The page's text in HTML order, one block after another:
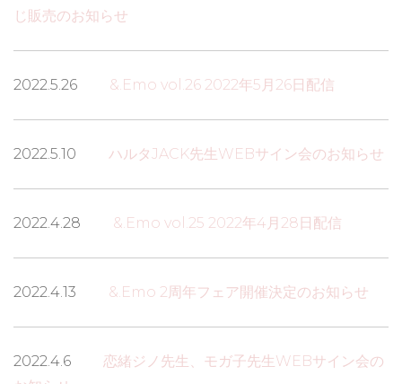
じ販売のお知らせ
2022.5.26 &.Emo vol.26 2022年5月26日配信
2022.5.10 ハルタJACK先生WEBサイン会のお知らせ
2022.4.28 &.Emo vol.25 2022年4月28日配信
2022.4.13 &.Emo 2周年フェア開催決定のお知らせ
2022.4.6 恋緒ジノ先生、モガ子先生WEBサイン会の